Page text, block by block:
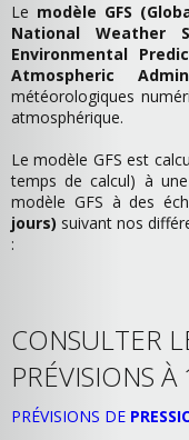
Le modèle GFS
National Weather
Environmental
Atmospheric
météorologiques
atmosphérique.
Le modèle GFS est
temps de calcul) à
modèle GFS à des
jours) suivant nos
:
CONSULTER
PRÉVISIONS À
PRÉVISIONS DE